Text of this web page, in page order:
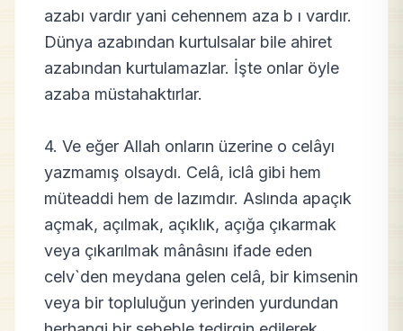
azabı vardır yani cehennem aza b ı vardır.
Dünya azabından kurtulsalar bile ahiret
azabından kurtulamazlar. İşte onlar öyle
azaba müstahaktırlar.
4. Ve eğer Allah onların üzerine o celâyı
yazmamış olsaydı. Celâ, iclâ gibi hem
müteaddi hem de lazımdır. Aslında apaçık
açmak, açılmak, açıklık, açığa çıkarmak
veya çıkarılmak mânâsını ifade eden
celv`den meydana gelen celâ, bir kimsenin
veya bir topluluğun yerinden yurdundan